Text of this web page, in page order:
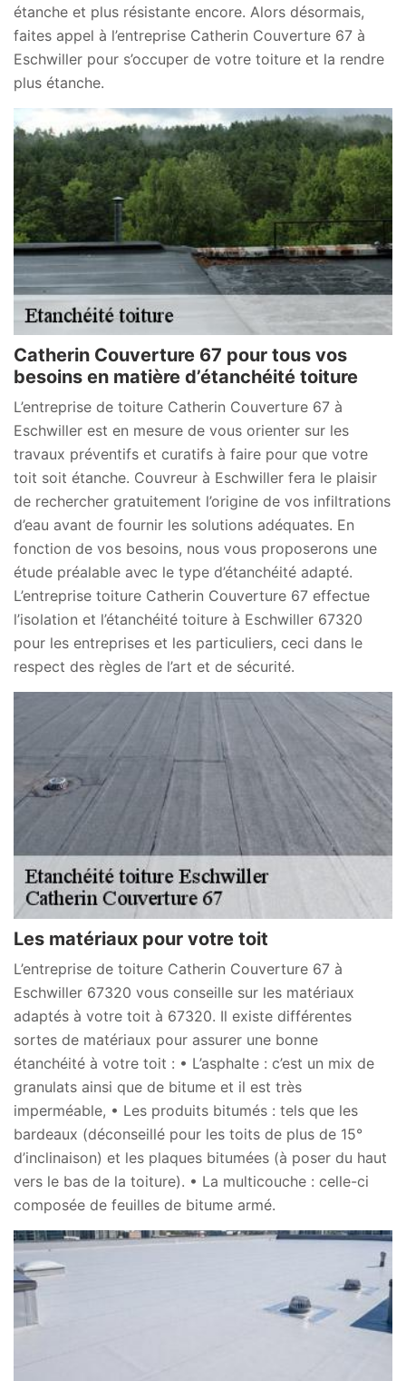
étanche et plus résistante encore. Alors désormais,
faites appel à l’entreprise Catherin Couverture 67 à
Eschwiller pour s’occuper de votre toiture et la rendre
plus étanche.
Catherin Couverture 67 pour tous vos
besoins en matière d’étanchéité toiture
L’entreprise de toiture Catherin Couverture 67 à
Eschwiller est en mesure de vous orienter sur les
travaux préventifs et curatifs à faire pour que votre
toit soit étanche. Couvreur à Eschwiller fera le plaisir
de rechercher gratuitement l’origine de vos infiltrations
d’eau avant de fournir les solutions adéquates. En
fonction de vos besoins, nous vous proposerons une
étude préalable avec le type d’étanchéité adapté.
L’entreprise toiture Catherin Couverture 67 effectue
l’isolation et l’étanchéité toiture à Eschwiller 67320
pour les entreprises et les particuliers, ceci dans le
respect des règles de l’art et de sécurité.
Les matériaux pour votre toit
L’entreprise de toiture Catherin Couverture 67 à
Eschwiller 67320 vous conseille sur les matériaux
adaptés à votre toit à 67320. Il existe différentes
sortes de matériaux pour assurer une bonne
étanchéité à votre toit : • L’asphalte : c’est un mix de
granulats ainsi que de bitume et il est très
imperméable, • Les produits bitumés : tels que les
bardeaux (déconseillé pour les toits de plus de 15°
d’inclinaison) et les plaques bitumées (à poser du haut
vers le bas de la toiture). • La multicouche : celle-ci
composée de feuilles de bitume armé.